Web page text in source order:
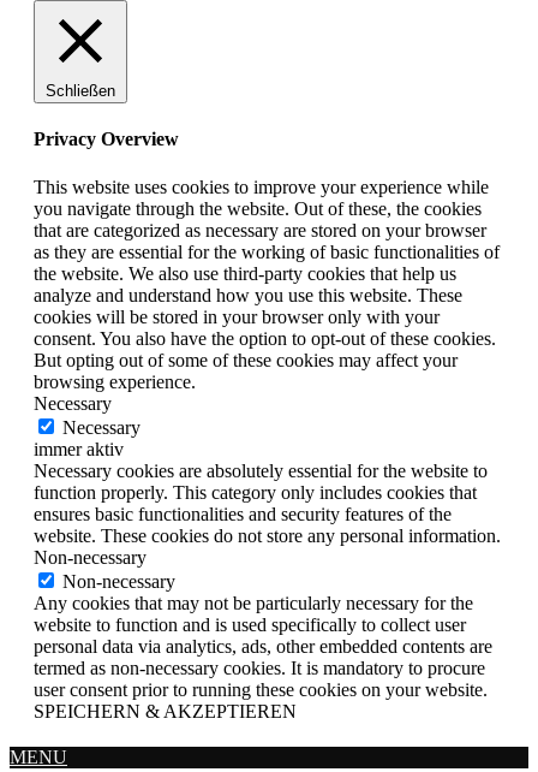
Schließen
Privacy Overview
This website uses cookies to improve your experience while
you navigate through the website. Out of these, the cookies
that are categorized as necessary are stored on your browser
as they are essential for the working of basic functionalities of
the website. We also use third-party cookies that help us
analyze and understand how you use this website. These
cookies will be stored in your browser only with your
consent. You also have the option to opt-out of these cookies.
But opting out of some of these cookies may affect your
browsing experience.
Necessary
Necessary
immer aktiv
Necessary cookies are absolutely essential for the website to
function properly. This category only includes cookies that
ensures basic functionalities and security features of the
website. These cookies do not store any personal information.
Non-necessary
Non-necessary
Any cookies that may not be particularly necessary for the
website to function and is used specifically to collect user
personal data via analytics, ads, other embedded contents are
termed as non-necessary cookies. It is mandatory to procure
user consent prior to running these cookies on your website.
SPEICHERN & AKZEPTIEREN
MENU